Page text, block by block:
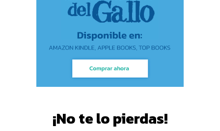
¡No te lo pierdas!